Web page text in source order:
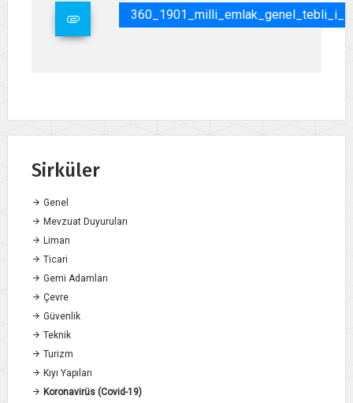
Sirküler
Genel
Mevzuat Duyuruları
Liman
Ticari
Gemi Adamları
Çevre
Güvenlik
Teknik
Turizm
Kıyı Yapıları
Koronavirüs (Covid-19)